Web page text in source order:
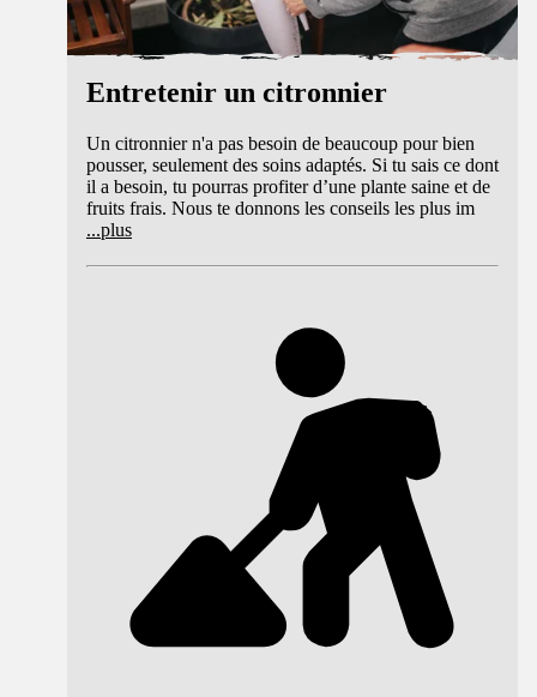
Entretenir un citronnier
Un citronnier n'a pas besoin de beaucoup pour bien
pousser, seulement des soins adaptés. Si tu sais ce dont
il a besoin, tu pourras profiter d’une plante saine et de
fruits frais. Nous te donnons les conseils les plus im
...plus